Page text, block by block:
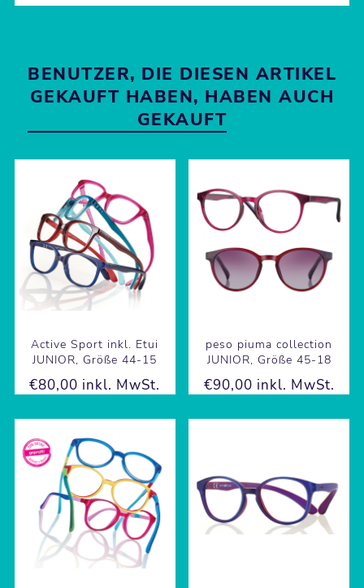
BENUTZER, DIE DIESEN ARTIKEL
GEKAUFT HABEN, HABEN AUCH
GEKAUFT
Active Sport inkl. Etui
JUNIOR, Größe 44-15
€80,00 inkl. MwSt.
peso piuma collection
JUNIOR, Größe 45-18
€90,00 inkl. MwSt.